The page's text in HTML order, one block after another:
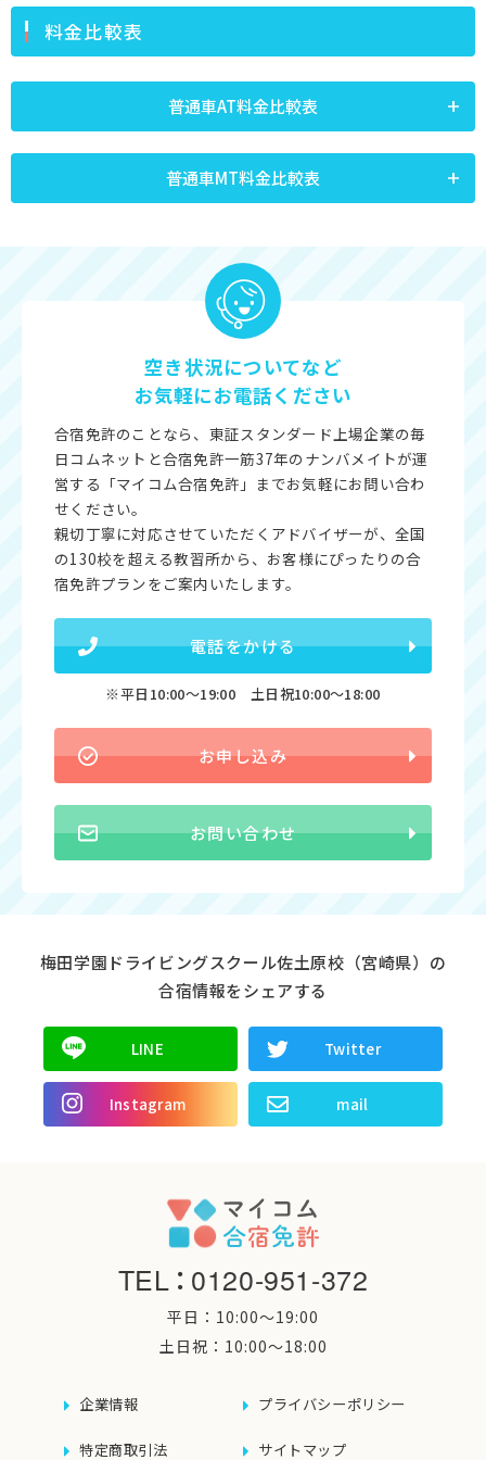
料金比較表
普通車AT料金比較表
普通車MT料金比較表
空き状況についてなど
お気軽にお電話ください
合宿免許のことなら、東証スタンダード上場企業の毎
日コムネットと合宿免許一筋37年のナンバメイトが運
営する「マイコム合宿免許」までお気軽にお問い合わ
せください。
親切丁寧に対応させていただくアドバイザーが、全国
の130校を超える教習所から、お客様にぴったりの合
宿免許プランをご案内いたします。
電話をかける
※平日10:00〜19:00 土日祝10:00〜18:00
お申し込み
お問い合わせ
梅田学園ドライビングスクール佐土原校（宮崎県）の
合宿情報をシェアする
LINE Twitter
Instagram mail
TEL：0120-951-372
平日：10:00〜19:00
土日祝：10:00〜18:00
企業情報 プライバシーポリシー
特定商取引法 サイトマップ